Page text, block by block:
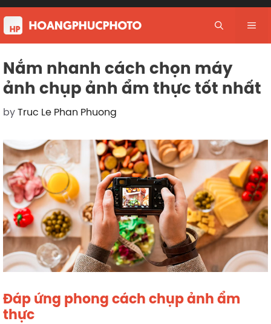
Skip
to
content
Nắm nhanh cách chọn máy
ảnh chụp ảnh ẩm thực tốt nhất
byTruc Le Phan Phuong
Đáp ứng phong cách chụp ảnh ẩm
thực